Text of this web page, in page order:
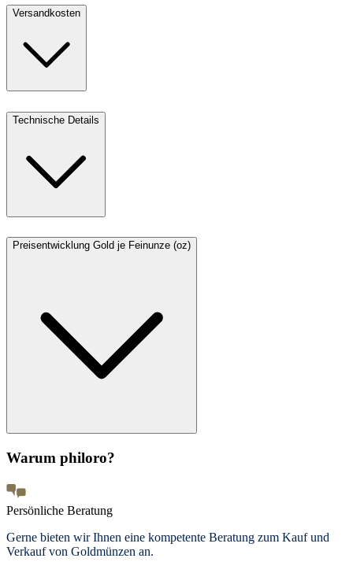
Versandkosten
Technische Details
Preisentwicklung Gold je Feinunze (oz)
Warum philoro?
Persönliche Beratung
Gerne bieten wir Ihnen eine kompetente Beratung zum Kauf und
Verkauf von Goldmünzen an.